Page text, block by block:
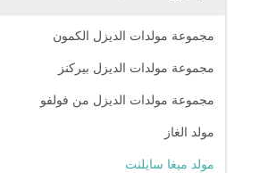
مجموعة مولدات الديزل الكمون
مجموعة مولدات الديزل بيركنز
مجموعة مولدات الديزل من فولفو
مولد الغاز
مولد ميغا سايلنت